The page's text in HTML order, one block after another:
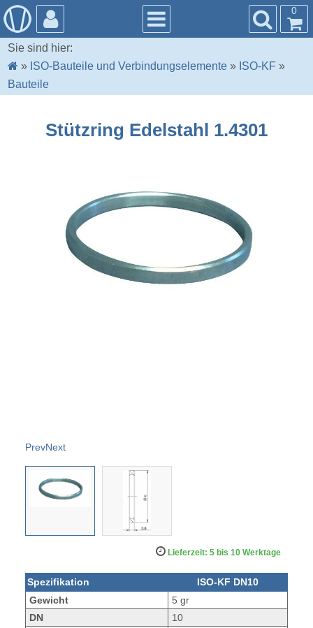
0
Sie sind hier:
» ISO-Bauteile und Verbindungselemente » ISO-KF »
Bauteile
Stützring Edelstahl 1.4301
PrevNext
Lieferzeit: 5 bis 10 Werktage
Spezifikation
ISO-KF DN10
Gewicht
5 gr
DN
10